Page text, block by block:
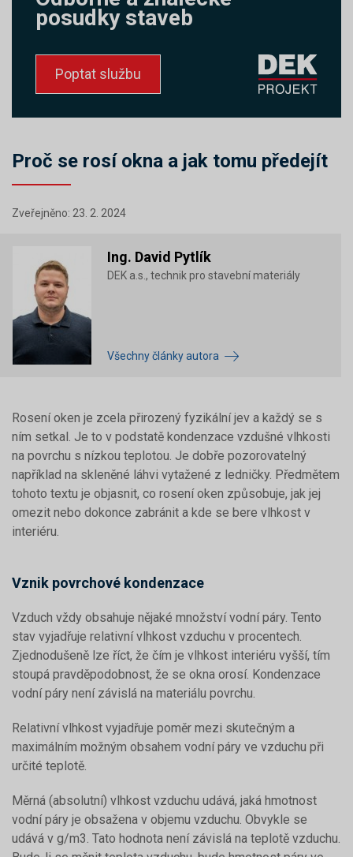
posudky staveb
Poptat službu
Proč se rosí okna a jak tomu předejít
Zveřejněno: 23. 2. 2024
Ing. David Pytlík
DEK a.s., technik pro stavební materiály
Všechny články autora
Rosení oken je zcela přirozený fyzikální jev a každý se s
ním setkal. Je to v podstatě kondenzace vzdušné vlhkosti
na povrchu s nízkou teplotou. Je dobře pozorovatelný
například na skleněné láhvi vytažené z ledničky. Předmětem
tohoto textu je objasnit, co rosení oken způsobuje, jak jej
omezit nebo dokonce zabránit a kde se bere vlhkost v
interiéru.
Vznik povrchové kondenzace
Vzduch vždy obsahuje nějaké množství vodní páry. Tento
stav vyjadřuje relativní vlhkost vzduchu v procentech.
Zjednodušeně lze říct, že čím je vlhkost interiéru vyšší, tím
stoupá pravděpodobnost, že se okna orosí. Kondenzace
vodní páry není závislá na materiálu povrchu.
Relativní vlhkost vyjadřuje poměr mezi skutečným a
maximálním možným obsahem vodní páry ve vzduchu při
určité teplotě.
Měrná (absolutní) vlhkost vzduchu udává, jaká hmotnost
vodní páry je obsažena v objemu vzduchu. Obvykle se
udává v g/m3. Tato hodnota není závislá na teplotě vzduchu.